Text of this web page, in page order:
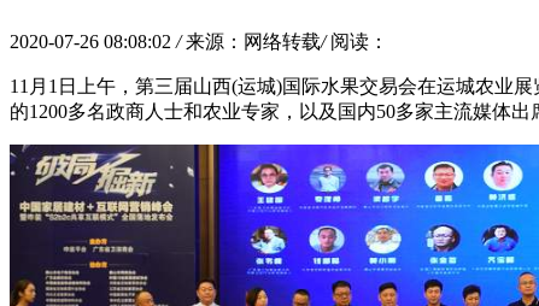
2020-07-26 08:08:02 / 来源：网络转载/ 阅读：
11月1日上午，第三届山西(运城)国际水果交易会在运城农业
的1200多名政商人士和农业专家，以及国内50多家主流媒体出